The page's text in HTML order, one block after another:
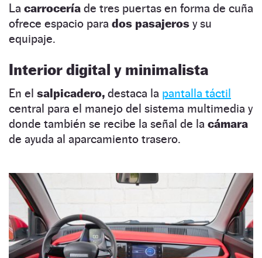
La carrocería de tres puertas en forma de cuña
ofrece espacio para dos pasajeros y su
equipaje.
Interior digital y minimalista
En el salpicadero, destaca la pantalla táctil
central para el manejo del sistema multimedia y
donde también se recibe la señal de la cámara
de ayuda al aparcamiento trasero.